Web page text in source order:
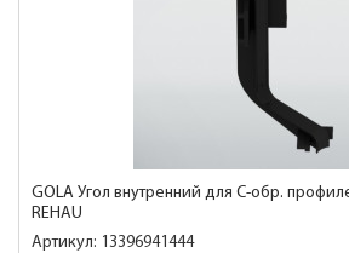
GOLA Угол внутренний для C-обр.
REHAU
Артикул: 13396941444